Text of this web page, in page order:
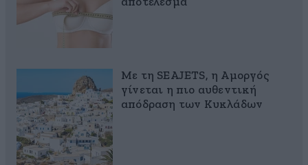
αποτέλεσμα
Με τη SEAJETS, η Αμοργός
γίνεται η πιο αυθεντική
απόδραση των Κυκλάδων